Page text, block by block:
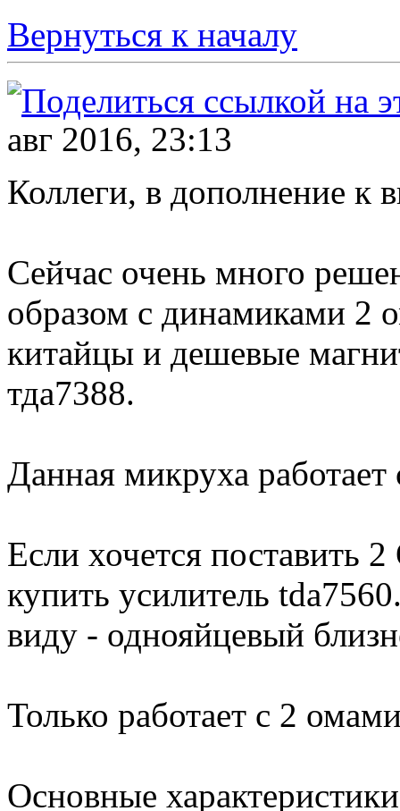
Вернуться к началу
авг 2016, 23:13
Коллеги, в дополнение к
Сейчас очень много
образом с динамиками 2
китайцы и дешевые
тда7388.
Данная микруха
Если хочется поставить
купить усилитель
виду - однояйцевый
Только работает с 2
Основные